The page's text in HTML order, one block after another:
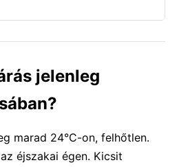
jelenleg
marad 24°C-on, felhőtlen.
éjszakai égen. Kicsit